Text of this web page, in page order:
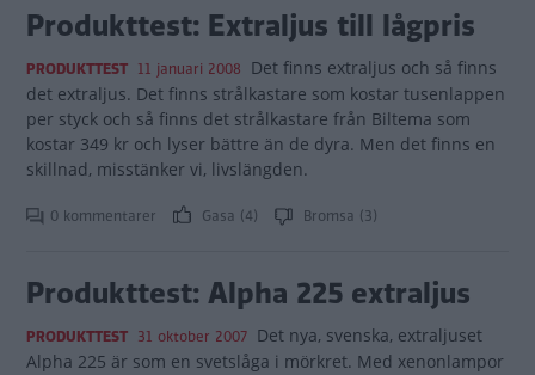
Produkttest: Extraljus till lågpris
PRODUKTTEST 11 januari 2008 Det finns extraljus och så finns
det extraljus. Det finns strålkastare som kostar tusenlappen
per styck och så finns det strålkastare från Biltema som
kostar 349 kr och lyser bättre än de dyra. Men det finns en
skillnad, misstänker vi, livslängden.
0 kommentarer Gasa (4) Bromsa (3)
Produkttest: Alpha 225 extraljus
PRODUKTTEST 31 oktober 2007 Det nya, svenska, extraljuset
Alpha 225 är som en svetslåga i mörkret. Med xenonlampor